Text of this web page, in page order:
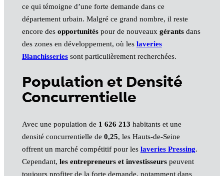
ce qui témoigne d’une forte demande dans ce
département urbain. Malgré ce grand nombre, il reste
encore des opportunitéspour de nouveaux gérantsdans
des zones en développement, où les laveries
Blanchisseriessont particulièrement recherchées.
Population et Densité
Concurrentielle
Avec une population de 1 626 213 habitants et une
densité concurrentielle de 0,25, les Hauts-de-Seine
offrent un marché compétitif pour les laveries Pressing.
Cependant, les entrepreneurs et investisseurspeuvent
toujours profiter de la forte demande, notamment dans